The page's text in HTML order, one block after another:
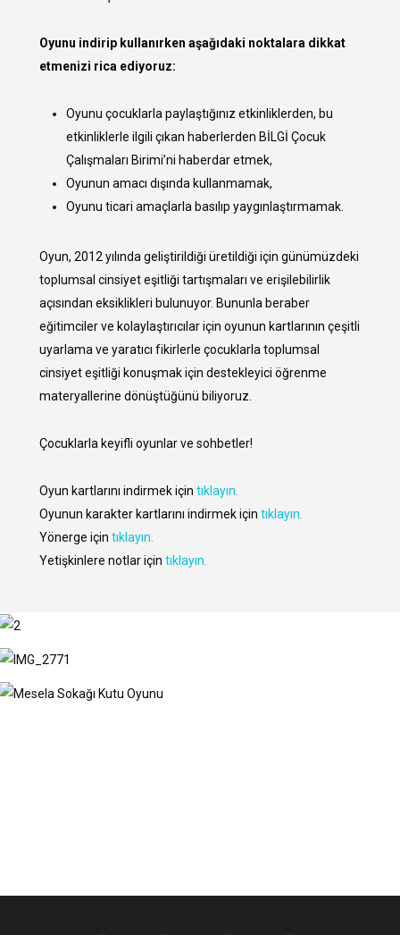
Oyunu indirip kullanırken aşağıdaki noktalara dikkat
etmenizi rica ediyoruz:
Oyunu çocuklarla paylaştığınız etkinliklerden, bu
etkinliklerle ilgili çıkan haberlerden BİLGİ Çocuk
Çalışmaları Birimi’ni haberdar etmek,
Oyunun amacı dışında kullanmamak,
Oyunu ticari amaçlarla basılıp yaygınlaştırmamak.
Oyun, 2012 yılında geliştirildiği üretildiği için günümüzdeki
toplumsal cinsiyet eşitliği tartışmaları ve erişilebilirlik
açısından eksiklikleri bulunuyor. Bununla beraber
eğitimciler ve kolaylaştırıcılar için oyunun kartlarının çeşitli
uyarlama ve yaratıcı fikirlerle çocuklarla toplumsal
cinsiyet eşitliği konuşmak için destekleyici öğrenme
materyallerine dönüştüğünü biliyoruz.
Çocuklarla keyifli oyunlar ve sohbetler!
Oyun kartlarını indirmek için tıklayın.
Oyunun karakter kartlarını indirmek için tıklayın.
Yönerge için tıklayın.
Yetişkinlere notlar için tıklayın.